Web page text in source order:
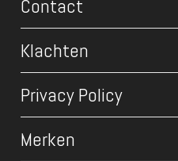
Contact
Klachten
Privacy Policy
Merken